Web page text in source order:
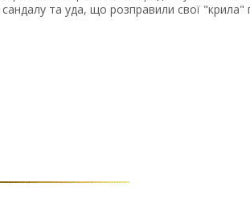
та уда, що розправили свої "крила"